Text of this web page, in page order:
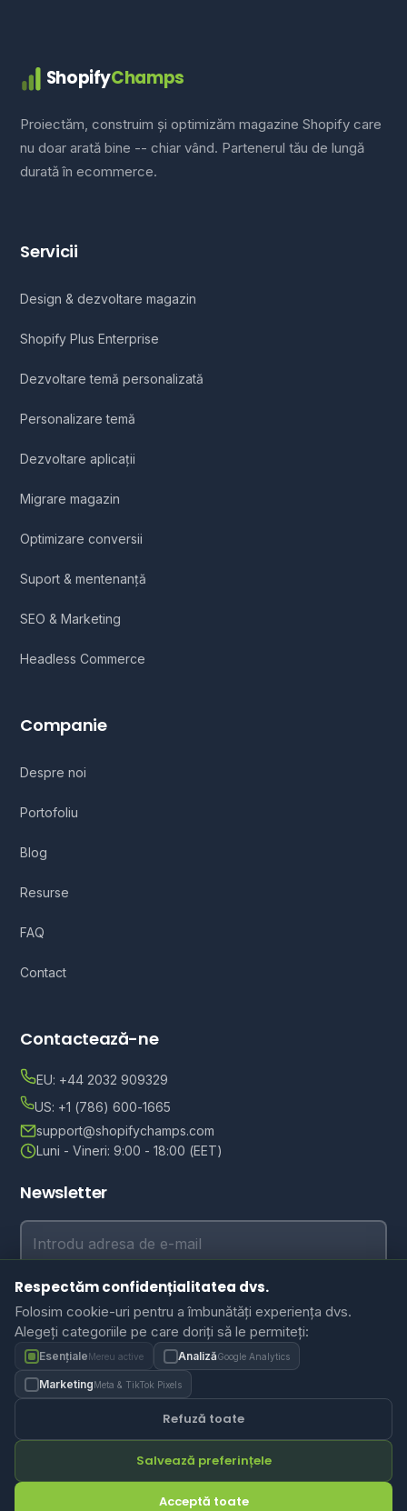
ShopifyChamps
Proiectăm, construim și optimizăm magazine Shopify care
nu doar arată bine -- chiar vând. Partenerul tău de lungă
durată în ecommerce.
Servicii
Design & dezvoltare magazin
Shopify Plus Enterprise
Dezvoltare temă personalizată
Personalizare temă
Dezvoltare aplicații
Migrare magazin
Optimizare conversii
Suport & mentenanță
SEO & Marketing
Headless Commerce
Companie
Despre noi
Portofoliu
Blog
Resurse
FAQ
Contact
Contactează-ne
EU: +44 2032 909329
US: +1 (786) 600-1665
support@shopifychamps.com
Luni - Vineri: 9:00 - 18:00 (EET)
Newsletter
Adresă de e-mail
Abonează-te
Politica de confidențialitate
Setări cookie-uri
Respectăm confidențialitatea dvs.
Folosim cookie-uri pentru a îmbunătăți experiența dvs.
Alegeți categoriile pe care doriți să le permiteți:
EsențialeMereu active AnalizăGoogle Analytics
MarketingMeta & TikTok Pixels
Refuză toate
Salvează preferințele
Acceptă toate